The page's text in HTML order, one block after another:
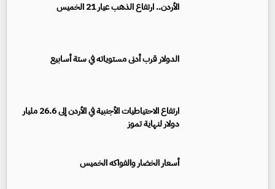
الأردن.. ارتفاع الذهب عيار 21 الخميس
الدولار قرب أدنى مستوياته في ستة أسابيع
ارتفاع الاحتياطيات الأجنبية في الأردن إلى 26.6 مليار
دولار لنهاية تموز
أسعار الخضار والفواكه الخميس